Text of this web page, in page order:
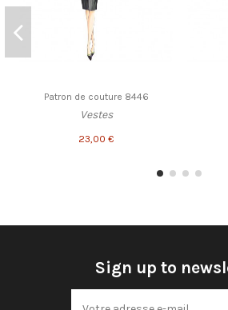
Patron de couture 8446
Vestes
23,00 €
Sign up to